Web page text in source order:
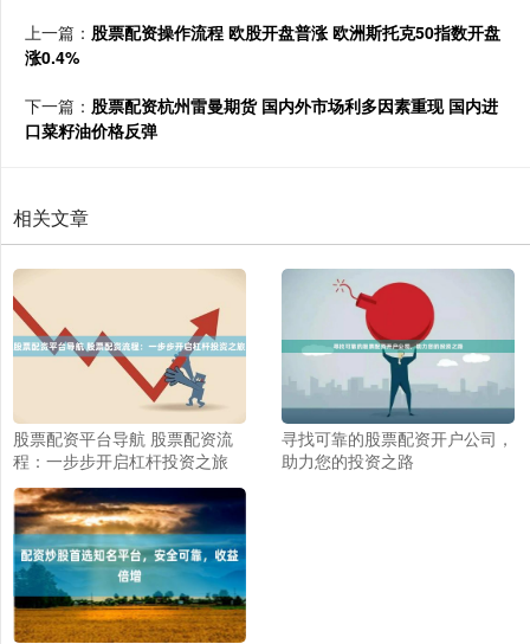
上一篇： 股票配资操作流程 欧股开盘普涨 欧洲斯托克50指数开盘
涨0.4%
下一篇： 股票配资杭州雷曼期货 国内外市场利多因素重现 国内进
口菜籽油价格反弹
相关文章
股票配资平台导航 股票配资流
程：一步步开启杠杆投资之旅
寻找可靠的股票配资开户公司，
助力您的投资之路